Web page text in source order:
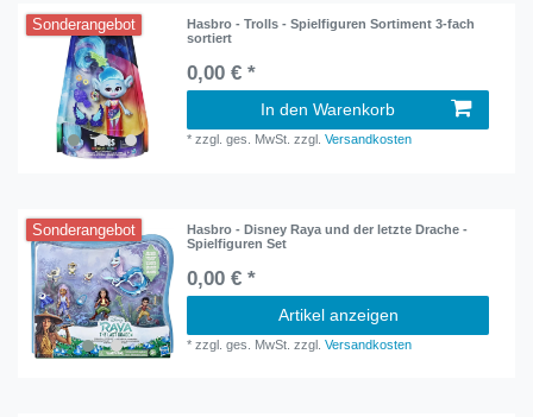
Sonderangebot
Hasbro - Trolls - Spielfiguren Sortiment 3-fach
sortiert
0,00 € *
In den Warenkorb
*zzgl. ges. MwSt. zzgl.Versandkosten
Sonderangebot
Hasbro - Disney Raya und der letzte Drache -
Spielfiguren Set
0,00 € *
Artikel anzeigen
*zzgl. ges. MwSt. zzgl.Versandkosten